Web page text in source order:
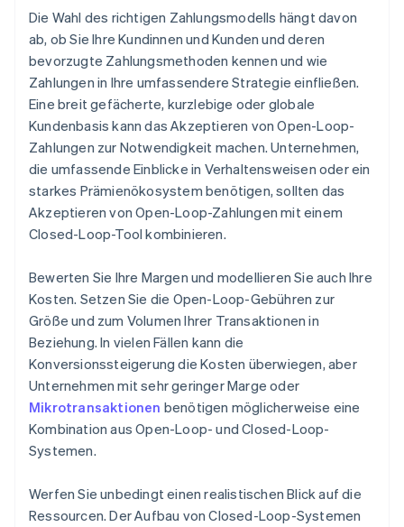
Die Wahl des richtigen Zahlungsmodells hängt davon
ab, ob Sie Ihre Kundinnen und Kunden und deren
bevorzugte Zahlungsmethoden kennen und wie
Zahlungen in Ihre umfassendere Strategie einfließen.
Eine breit gefächerte, kurzlebige oder globale
Kundenbasis kann das Akzeptieren von Open-Loop-
Zahlungen zur Notwendigkeit machen. Unternehmen,
die umfassende Einblicke in Verhaltensweisen oder ein
starkes Prämienökosystem benötigen, sollten das
Akzeptieren von Open-Loop-Zahlungen mit einem
Closed-Loop-Tool kombinieren.
Bewerten Sie Ihre Margen und modellieren Sie auch Ihre
Kosten. Setzen Sie die Open-Loop-Gebühren zur
Größe und zum Volumen Ihrer Transaktionen in
Beziehung. In vielen Fällen kann die
Konversionssteigerung die Kosten überwiegen, aber
Unternehmen mit sehr geringer Marge oder
Mikrotransaktionen benötigen möglicherweise eine
Kombination aus Open-Loop- und Closed-Loop-
Systemen.
Werfen Sie unbedingt einen realistischen Blick auf die
Ressourcen. Der Aufbau von Closed-Loop-Systemen